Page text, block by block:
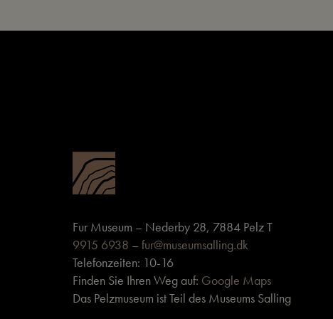
Fur Museum – Nederby 28, 7884 Pelz T
9915 6938 –fur@museumsalling.dk
Telefonzeiten: 10-16
Finden Sie Ihren Weg auf: Google Maps
Das Pelzmuseum ist Teil des Museums Salling